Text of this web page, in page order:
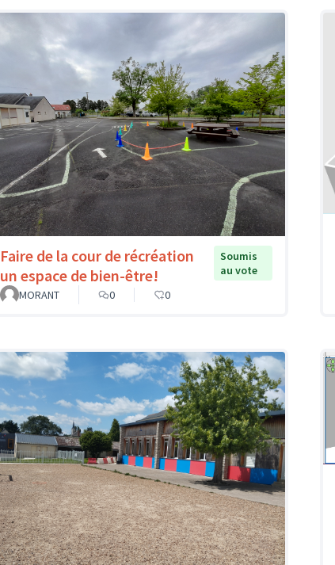
Faire de la cour de récréation
un espace de bien-être!
Soumis
au vote
MORANT
0 0